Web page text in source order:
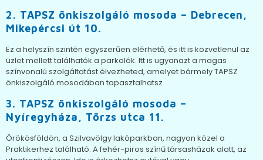
2. TAPSZ önkiszolgáló mosoda – Debrecen,
Mikepércsi út 10.
Ez a helyszín szintén egyszerűen elérhető, és itt is közvetlenül az
üzlet mellett találhatók a parkolók. Itt is ugyanazt a magas
színvonalú szolgáltatást élvezheted, amelyet bármely TAPSZ
önkiszolgáló mosodában tapasztalhatsz
3. TAPSZ önkiszolgáló mosoda –
Nyíregyháza, Törzs utca 11.
Örökösföldön, a Szilvavölgy lakóparkban, nagyon közel a
Praktikerhez található. A fehér-piros színű társasházak alatt, az